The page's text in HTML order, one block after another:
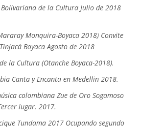
de la Cultura Julio de 2018
Monquira-Boyaca 2018) Convite
Boyaca Agosto de 2018
la Cultura (Otanche Boyaca-2018).
Canta y Encanta en Medellin 2018.
colombiana Zue de Oro Sogamoso
lugar. 2017.
Tundama 2017 Ocupando segundo